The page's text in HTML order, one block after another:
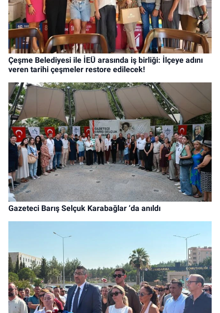
Çeşme Belediyesi ile İEÜ arasında iş birliği: İlçeye adını
veren tarihi çeşmeler restore edilecek!
Gazeteci Barış Selçuk Karabağlar ‘da anıldı